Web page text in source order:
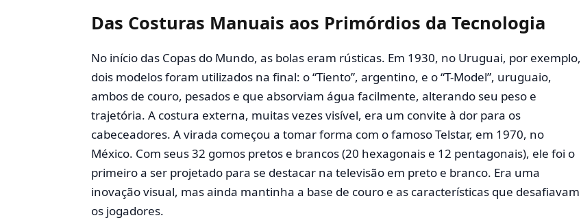
Das Costuras Manuais aos Primórdios da Tecnologia
No início das Copas do Mundo, as bolas eram rústicas. Em 1930, no Uruguai, por exemplo,
dois modelos foram utilizados na final: o “Tiento”, argentino, e o “T-Model”, uruguaio,
ambos de couro, pesados e que absorviam água facilmente, alterando seu peso e
trajetória. A costura externa, muitas vezes visível, era um convite à dor para os
cabeceadores. A virada começou a tomar forma com o famoso Telstar, em 1970, no
México. Com seus 32 gomos pretos e brancos (20 hexagonais e 12 pentagonais), ele foi o
primeiro a ser projetado para se destacar na televisão em preto e branco. Era uma
inovação visual, mas ainda mantinha a base de couro e as características que desafiavam
os jogadores.